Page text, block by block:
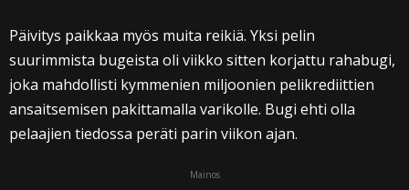
Päivitys paikkaa myös muita reikiä. Yksi pelin
suurimmista bugeista oli viikko sitten korjattu rahabugi,
joka mahdollisti kymmenien miljoonien pelikrediittien
ansaitsemisen pakittamalla varikolle. Bugi ehti olla
pelaajien tiedossa peräti parin viikon ajan.
Mainos